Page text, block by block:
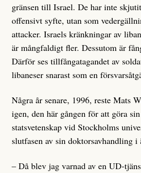
gränsen till Israel. De har inte
offensivt syfte, utan som
attacker. Israels kränkningar av
är mångfaldigt fler. Dessutom är
Därför ses tillfångatagandet av
libaneser snarast som en
Några år senare, 1996, reste Mats
igen, den här gången för att göra
statsvetenskap vid Stockholms
slutfasen av sin doktorsavhandling i
– Då blev jag varnad av en UD-